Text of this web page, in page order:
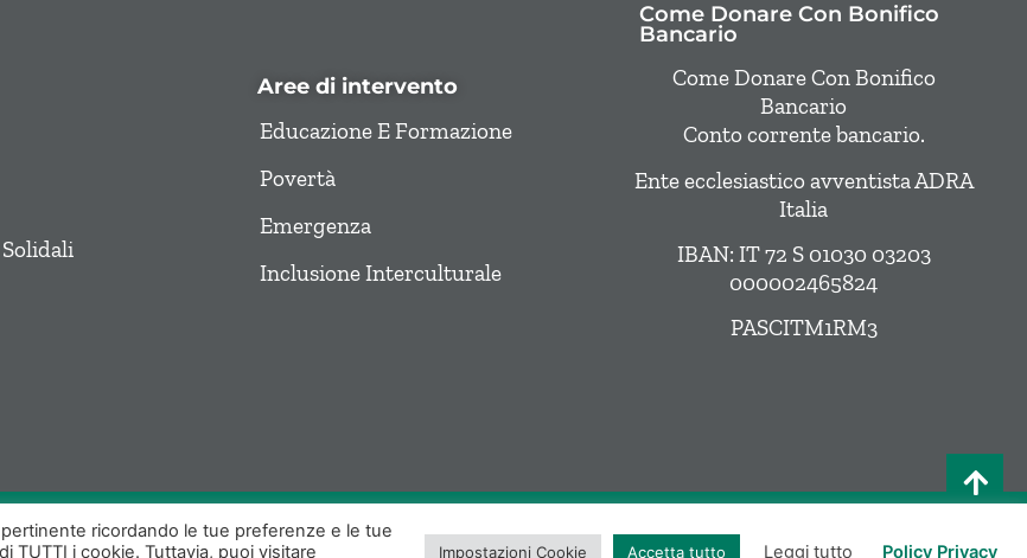
Aree di intervento
Educazione E Formazione
Povertà
Emergenza
Inclusione Interculturale
Come Donare Con Bonifico
Bancario
Come Donare Con Bonifico
Bancario
Conto corrente bancario.
Ente ecclesiastico avventista ADRA
Italia
IBAN: IT 72 S 01030 03203
000002465824
PASCITM1RM3
3210757| E-mail:
Privacy Policy|Cookie Policy
ricordando le tue preferenze e le tue
TUTTI i cookie. Tuttavia, puoi visitare
Impostazioni Cookie Accetta tutto Leggi tutto Policy Privacy